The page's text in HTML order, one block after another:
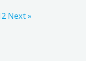
Next »